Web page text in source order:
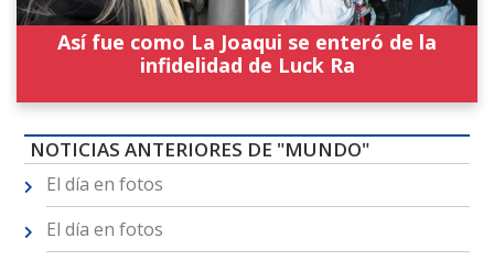
Así fue como La Joaqui se enteró de la
infidelidad de Luck Ra
NOTICIAS ANTERIORES DE "MUNDO"
El día en fotos
El día en fotos